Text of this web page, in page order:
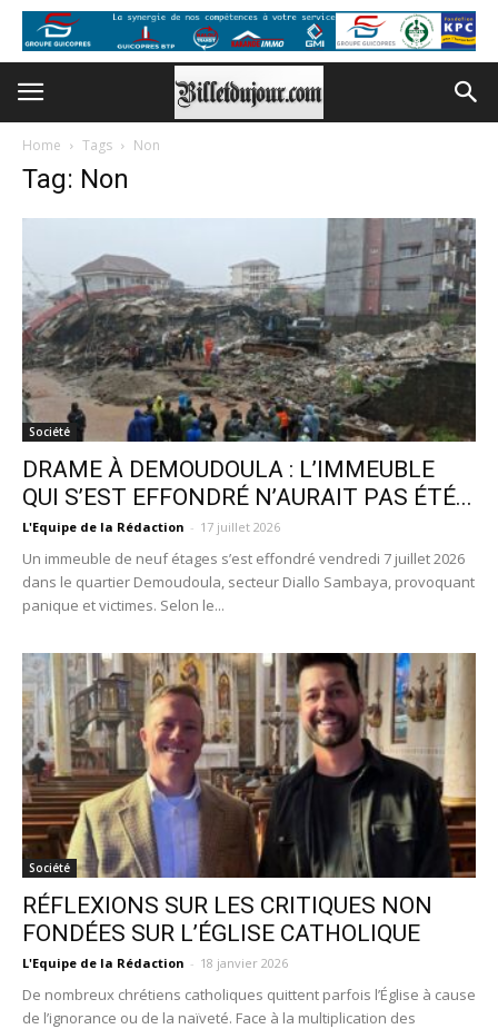
Home Tags Non
Tag: Non
Société
DRAME À DEMOUDOULA : L’IMMEUBLE
QUI S’EST EFFONDRÉ N’AURAIT PAS ÉTÉ...
L'Equipe de la Rédaction - 17 juillet 2026
Un immeuble de neuf étages s’est effondré vendredi 7 juillet 2026
dans le quartier Demoudoula, secteur Diallo Sambaya, provoquant
panique et victimes. Selon le...
Société
RÉFLEXIONS SUR LES CRITIQUES NON
FONDÉES SUR L’ÉGLISE CATHOLIQUE
L'Equipe de la Rédaction - 18 janvier 2026
De nombreux chrétiens catholiques quittent parfois l’Église à cause
de l’ignorance ou de la naïveté. Face à la multiplication des